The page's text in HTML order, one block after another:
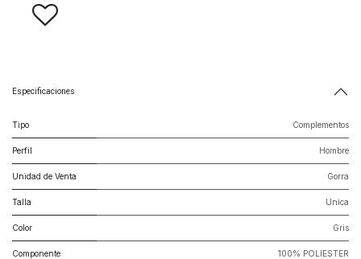
Especificaciones
Tipo Complementos
Perfil Hombre
Unidad de Venta Gorra
Talla Unica
Color Gris
Componente 100% POLIESTER